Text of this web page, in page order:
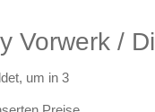
Vorwerk /
um in 3